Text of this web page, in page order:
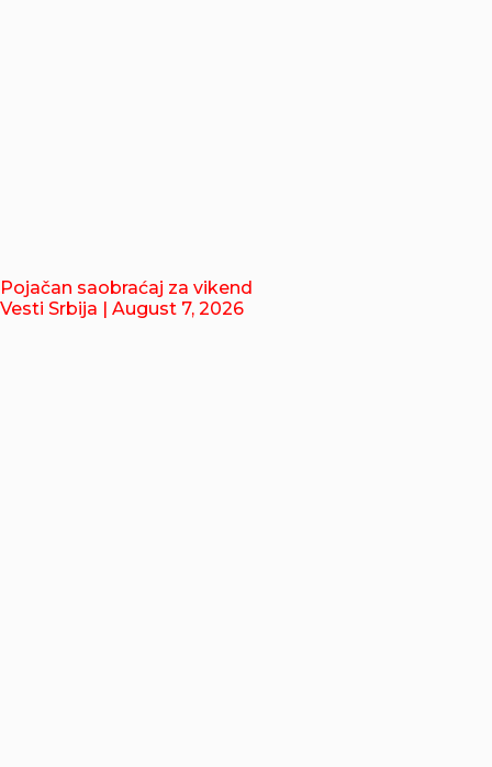
Pojačan saobraćaj za vikend
Vesti Srbija | August 7, 2026